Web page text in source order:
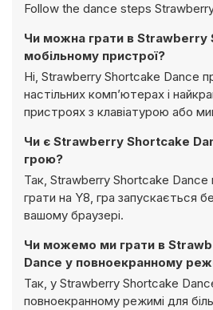
Follow the dance steps
Чи можна грати в Strawberry
мобільному пристрої?
Ні, Strawberry Shortcake Dance
настільних комп’ютерах і
пристроях з клавіатурою або
Чи є Strawberry Shortcake
грою?
Так, Strawberry Shortcake
грати на Y8, гра запускається
вашому браузері.
Чи можемо ми грати в
Dance у повноекранному
Так, у Strawberry Shortcake
повноекранному режимі для